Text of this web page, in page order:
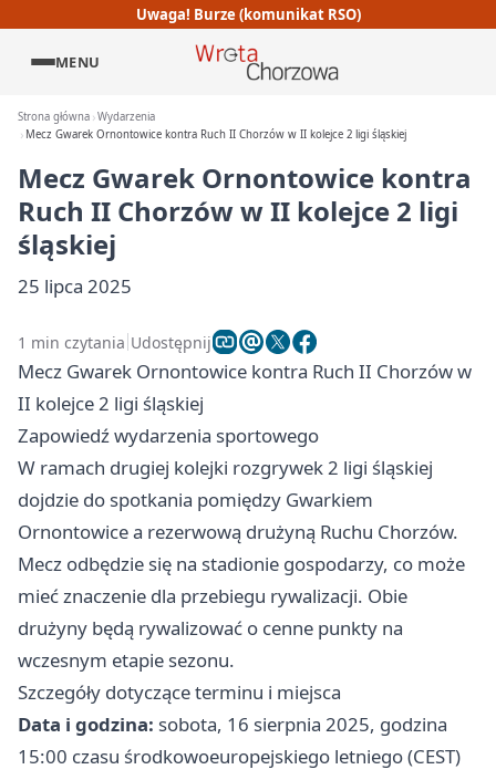
Uwaga! Burze (komunikat RSO)
MENU
Strona główna Wydarzenia
Mecz Gwarek Ornontowice kontra Ruch II Chorzów w II kolejce 2 ligi śląskiej
Mecz Gwarek Ornontowice kontra
Ruch II Chorzów w II kolejce 2 ligi
śląskiej
25 lipca 2025
1 min czytania Udostępnij
Mecz Gwarek Ornontowice kontra Ruch II Chorzów w
II kolejce 2 ligi śląskiej
Zapowiedź wydarzenia sportowego
W ramach drugiej kolejki rozgrywek 2 ligi śląskiej
dojdzie do spotkania pomiędzy Gwarkiem
Ornontowice a rezerwową drużyną Ruchu Chorzów.
Mecz odbędzie się na stadionie gospodarzy, co może
mieć znaczenie dla przebiegu rywalizacji. Obie
drużyny będą rywalizować o cenne punkty na
wczesnym etapie sezonu.
Szczegóły dotyczące terminu i miejsca
Data i godzina: sobota, 16 sierpnia 2025, godzina
15:00 czasu środkowoeuropejskiego letniego (CEST)